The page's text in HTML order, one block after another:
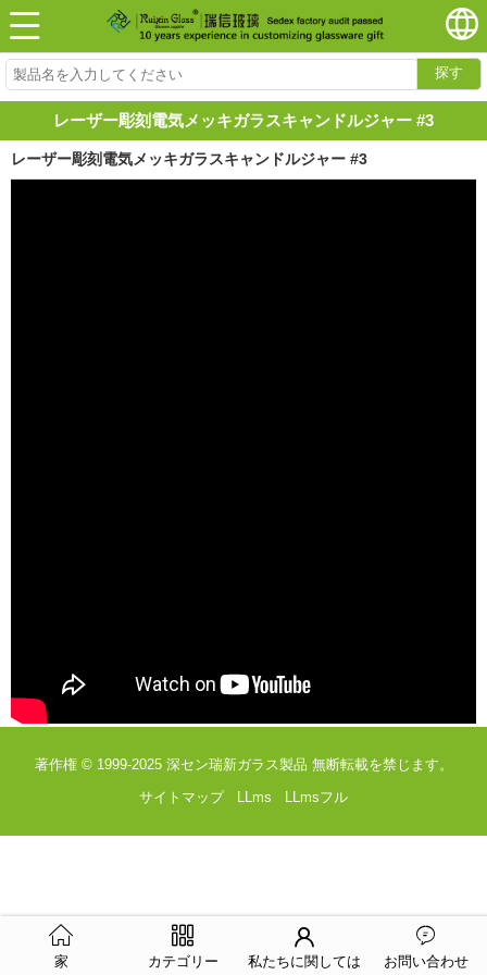
探す
レーザー彫刻電気メッキガラスキャンドルジャー #3
レーザー彫刻電気メッキガラスキャンドルジャー #3
著作権 © 1999-2025 深セン瑞新ガラス製品 無断転載を禁じます。
サイトマップ
LLms LLmsフル
家 カテゴリー 私たちに関しては お問い合わせ